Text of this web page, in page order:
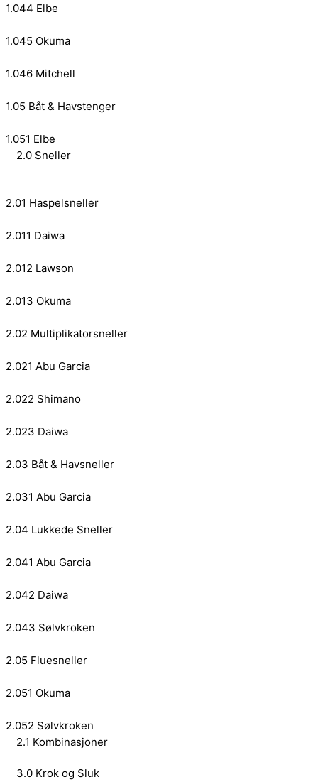
1.044 Elbe
1.045 Okuma
1.046 Mitchell
1.05 Båt & Havstenger
1.051 Elbe
2.0 Sneller
2.01 Haspelsneller
2.011 Daiwa
2.012 Lawson
2.013 Okuma
2.02 Multiplikatorsneller
2.021 Abu Garcia
2.022 Shimano
2.023 Daiwa
2.03 Båt & Havsneller
2.031 Abu Garcia
2.04 Lukkede Sneller
2.041 Abu Garcia
2.042 Daiwa
2.043 Sølvkroken
2.05 Fluesneller
2.051 Okuma
2.052 Sølvkroken
2.1 Kombinasjoner
3.0 Krok og Sluk